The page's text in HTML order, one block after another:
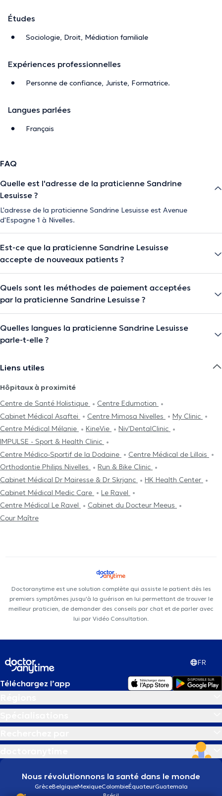
Études
Sociologie, Droit, Médiation familiale
Expériences professionnelles
Personne de confiance, Juriste, Formatrice.
Langues parlées
Français
FAQ
Quelle est l'adresse de la praticienne Sandrine
Lesuisse ?
L'adresse de la praticienne Sandrine Lesuisse est Avenue
d'Espagne 1 à Nivelles.
Est-ce que la praticienne Sandrine Lesuisse
accepte de nouveaux patients ?
Quels sont les méthodes de paiement acceptées
par la praticienne Sandrine Lesuisse ?
Quelles langues la praticienne Sandrine Lesuisse
parle-t-elle ?
Liens utiles
Hôpitaux à proximité
Centre de Santé Holistique
Centre Edumotion
Cabinet Médical Asaftei
Centre Mimosa Nivelles
My Clinic
Centre Médical Mélanie
KineVie
Niv'DentalClinic
IMPULSE - Sport & Health Clinic
Centre Médico-Sportif de la Dodaine
Centre Médical de Lillois
Orthodontie Philips Nivelles
Run & Bike Clinic
Cabinet Médical Dr Mairesse & Dr Skrjanc
HK Health Center
Cabinet Médical Medic Care
Le Ravel
Centre Médical Le Ravel
Cabinet du Docteur Meeus
Cour Maître
Doctoranytime est une solution complète qui assiste le patient dès les
premiers symptômes jusqu'à la guérison en lui permettant de trouver le
meilleur praticien, de demander des conseils par chat et de parler avec
lui par Vidéo Consultation.
FR
Téléchargez l’app
Nous révolutionnons la santé dans le monde
GrèceBelgiqueMexiqueColombieÉquateurGuatemala